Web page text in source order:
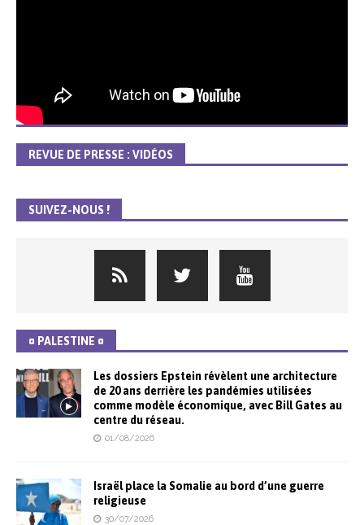
REVUE DE PRESSE : VIDÉOS
SUIVEZ-NOUS !
¤ PALESTINE ¤
Les dossiers Epstein révèlent une architecture
de 20 ans derrière les pandémies utilisées
comme modèle économique, avec Bill Gates au
centre du réseau.
01/08/2026
Israël place la Somalie au bord d’une guerre
religieuse
30/07/2026